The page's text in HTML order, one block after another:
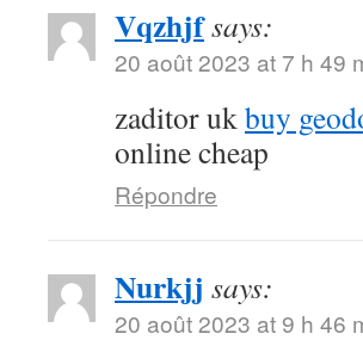
Vqzhjfsays:
20 août 2023 at 7 h 49
zaditor ukbuy
online cheap
Répondre
Nurkjj says:
20 août 2023 at 9 h 46